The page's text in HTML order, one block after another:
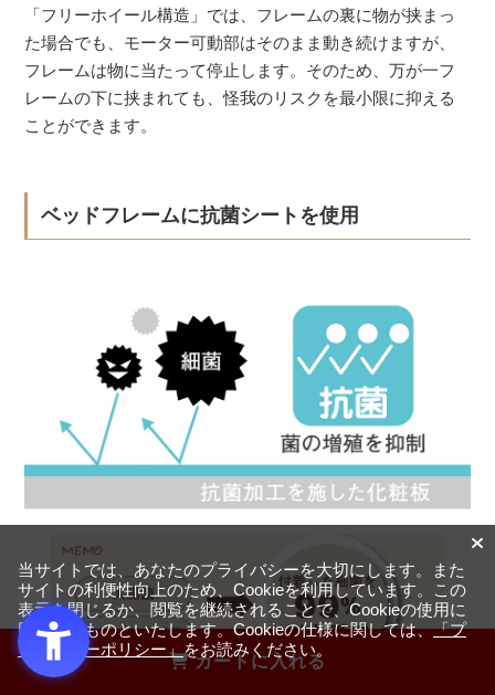
カートに入れる
「フリーホイール構造」では、フレームの裏に物が挟まっ
た場合でも、モーター可動部はそのまま動き続けますが、
フレームは物に当たって停止します。そのため、万が一フ
レームの下に挟まれても、怪我のリスクを最小限に抑える
ことができます。
ベッドフレームに抗菌シートを使用
当サイトでは、あなたのプライバシーを大切にします。また
サイトの利便性向上のため、Cookieを利用しています。この
表示を閉じるか、閲覧を継続されることで、Cookieの使用に
同意するものといたします。Cookieの仕様に関しては、「プ
ライバシーポリシー」をお読みください。